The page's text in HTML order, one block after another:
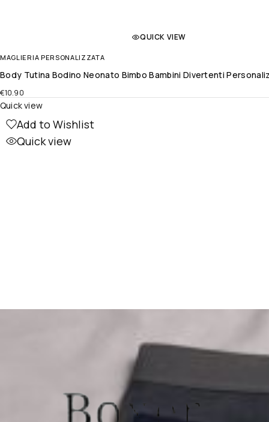
QUICK VIEW
MAGLIERIA PERSONALIZZATA
Body Tutina Bodino Neonato Bimbo Bambini Divertenti
€10.90
Add to Wishlist
Quick view
Quick view